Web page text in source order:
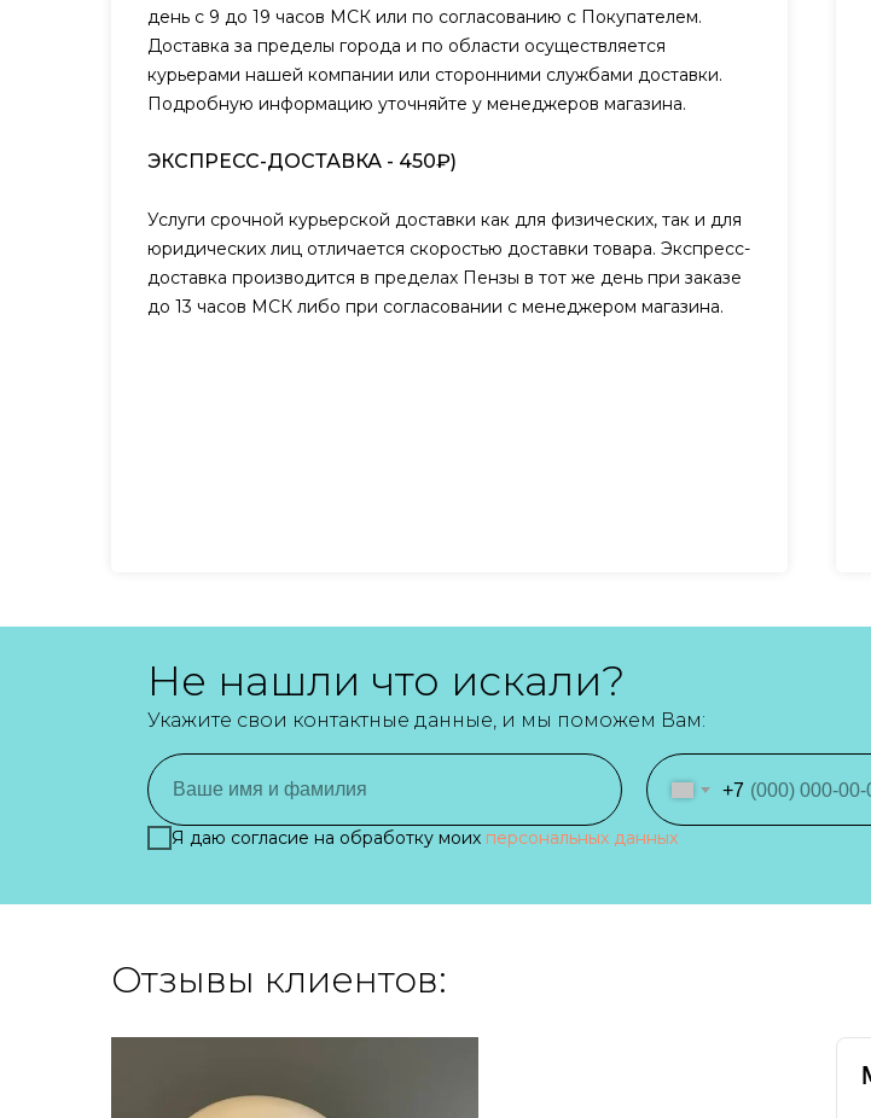
день с 9 до 19 часов МСК или по согласованию с Покупателем.
Доставка за пределы города и по области осуществляется
курьерами нашей компании или сторонними службами доставки.
Подробную информацию уточняйте у менеджеров магазина.
ЭКСПРЕСС-ДОСТАВКА - 450₽)
Услуги срочной курьерской доставки как для физических, так и для
юридических лиц отличается скоростью доставки товара. Экспресс-
доставка производится в пределах Пензы в тот же день при заказе
до 13 часов МСК либо при согласовании с менеджером магазина.
+7
Я даю согласие на обработку моих персональных данных
Не нашли что искали?
Укажите свои контактные данные, и мы поможем Вам:
Отзывы клиентов: